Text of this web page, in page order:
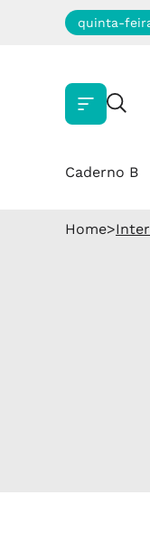
quinta-
Caderno B
Home>